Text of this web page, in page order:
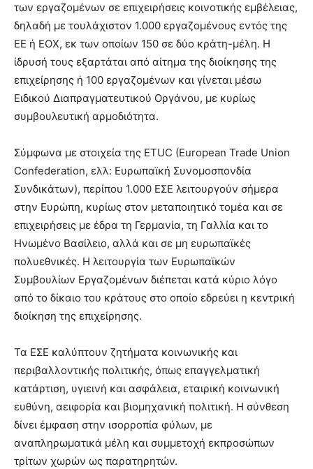
των εργαζομένων σε επιχειρήσεις κοινοτικής εμβέλειας,
δηλαδή με τουλάχιστον 1.000 εργαζομένους εντός της
ΕΕ ή ΕΟΧ, εκ των οποίων 150 σε δύο κράτη-μέλη. Η
ίδρυσή τους εξαρτάται από αίτημα της διοίκησης της
επιχείρησης ή 100 εργαζομένων και γίνεται μέσω
Ειδικού Διαπραγματευτικού Οργάνου, με κυρίως
συμβουλευτική αρμοδιότητα.
Σύμφωνα με στοιχεία της ETUC (European Trade Union
Confederation, ελλ: Ευρωπαϊκή Συνομοσπονδία
Συνδικάτων), περίπου 1.000 ΕΣΕ λειτουργούν σήμερα
στην Ευρώπη, κυρίως στον μεταποιητικό τομέα και σε
επιχειρήσεις με έδρα τη Γερμανία, τη Γαλλία και το
Ηνωμένο Βασίλειο, αλλά και σε μη ευρωπαϊκές
πολυεθνικές. Η λειτουργία των Ευρωπαϊκών
Συμβουλίων Εργαζομένων διέπεται κατά κύριο λόγο
από το δίκαιο του κράτους στο οποίο εδρεύει η κεντρική
διοίκηση της επιχείρησης.
Τα ΕΣΕ καλύπτουν ζητήματα κοινωνικής και
περιβαλλοντικής πολιτικής, όπως επαγγελματική
κατάρτιση, υγιεινή και ασφάλεια, εταιρική κοινωνική
ευθύνη, αειφορία και βιομηχανική πολιτική. Η σύνθεση
δίνει έμφαση στην ισορροπία φύλων, με
αναπληρωματικά μέλη και συμμετοχή εκπροσώπων
τρίτων χωρών ως παρατηρητών.